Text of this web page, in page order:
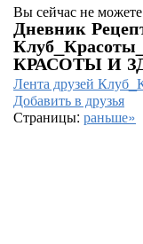
Вы сейчас не
Дневник
КРАСОТЫ И
Лента друзей
Добавить в друзья
Страницы: раньше»